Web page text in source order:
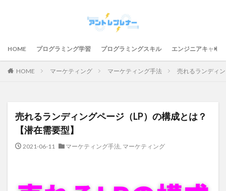
HOME プログラミング学習 プログラミングスキル エンジニアキャリア
HOME マーケティング マーケティング手法 売れるランディ
売れるランディングページ（LP）の構成とは？
【潜在需要型】
2021-06-11 マーケティング手法, マーケティング